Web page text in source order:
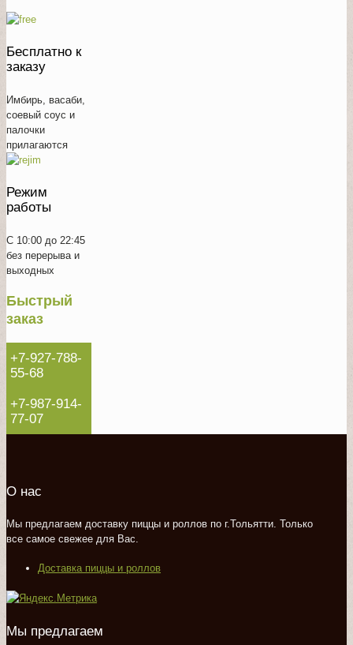
Бесплатно к
заказу
Имбирь, васаби,
соевый соус и
палочки
прилагаются
Режим
работы
С 10:00 до 22:45
без перерыва и
выходных
Быстрый
заказ
+7-927-788-
55-68
+7-987-914-
77-07
О нас
Мы предлагаем доставку пиццы и роллов по г.Тольятти. Только
все самое свежее для Вас.
Доставка пиццы и роллов
Мы предлагаем